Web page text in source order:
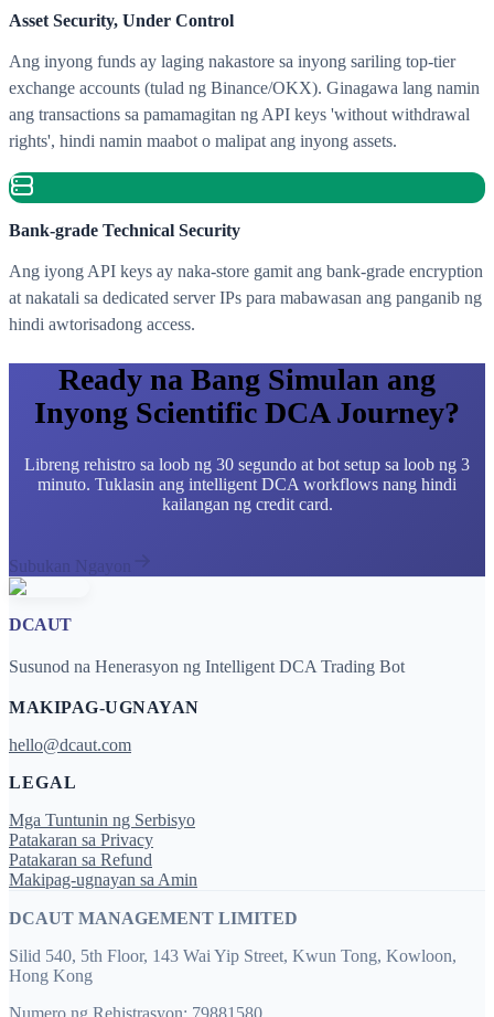
Asset Security, Under Control
Ang inyong funds ay laging nakastore sa inyong sariling top-tier
exchange accounts (tulad ng Binance/OKX). Ginagawa lang namin
ang transactions sa pamamagitan ng API keys 'without withdrawal
rights', hindi namin maabot o malipat ang inyong assets.
Bank-grade Technical Security
Ang iyong API keys ay naka-store gamit ang bank-grade encryption
at nakatali sa dedicated server IPs para mabawasan ang panganib ng
hindi awtorisadong access.
Ready na Bang Simulan ang
Inyong Scientific DCA Journey?
Libreng rehistro sa loob ng 30 segundo at bot setup sa loob ng 3
minuto. Tuklasin ang intelligent DCA workflows nang hindi
kailangan ng credit card.
Subukan Ngayon
DCAUT
Susunod na Henerasyon ng Intelligent DCA Trading Bot
MAKIPAG-UGNAYAN
hello@dcaut.com
LEGAL
Mga Tuntunin ng Serbisyo
Patakaran sa Privacy
Patakaran sa Refund
Makipag-ugnayan sa Amin
DCAUT MANAGEMENT LIMITED
Silid 540, 5th Floor, 143 Wai Yip Street, Kwun Tong, Kowloon,
Hong Kong
Numero ng Rehistrasyon: 79881580